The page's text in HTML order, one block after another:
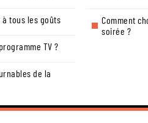
tous les goûts
TV ?
de la
Comment
soirée ?